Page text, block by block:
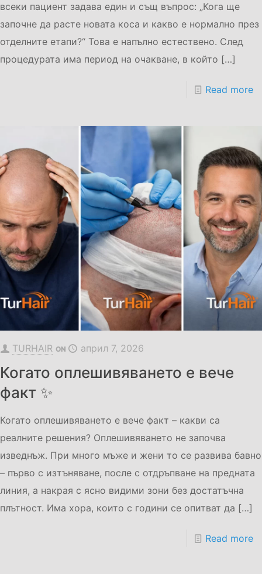
всеки пациент задава един и същ въпрос: „Кога ще
започне да расте новата коса и какво е нормално през
отделните етапи?“ Това е напълно естествено. След
процедурата има период на очакване, в който […]
Read more
TURHAIR ON април 7, 2026
Когато оплешивяването е вече
факт ✨
Когато оплeшивяването е вече факт – какви са
реалните решения? Оплешивяването не започва
изведнъж. При много мъже и жени то се развива бавно
– първо с изтъняване, после с отдръпване на предната
линия, а накрая с ясно видими зони без достатъчна
плътност. Има хора, които с години се опитват да […]
Read more